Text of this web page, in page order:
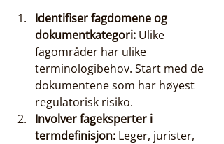
Identifiser fagdomene og
dokumentkategori: Ulike
fagområder har ulike
terminologibehov. Start med de
dokumentene som har høyest
regulatorisk risiko.
Involver fageksperter i
termdefinisjon: Leger, jurister,